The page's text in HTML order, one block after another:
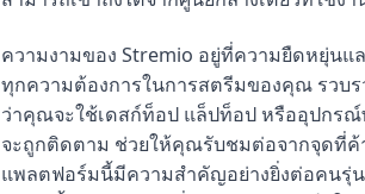
ความงามของ Stremio อยู่ที่ความยืดหยุ่นแ
ทุกความต้องการในการสตรีมของคุณ รว
ว่าคุณจะใช้เดสก์ท็อป แล็ปท็อป หรืออุปกร
จะถูกติดตาม ช่วยให้คุณรับชมต่อจากจุดที่ค้
แพลตฟอร์มนี้มีความสำคัญอย่างยิ่งต่อคนรุ่